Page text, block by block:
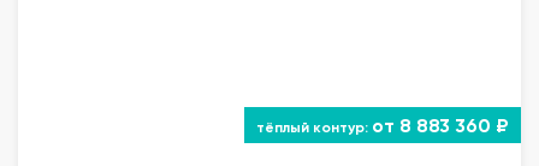
от 8 883 360 ₽